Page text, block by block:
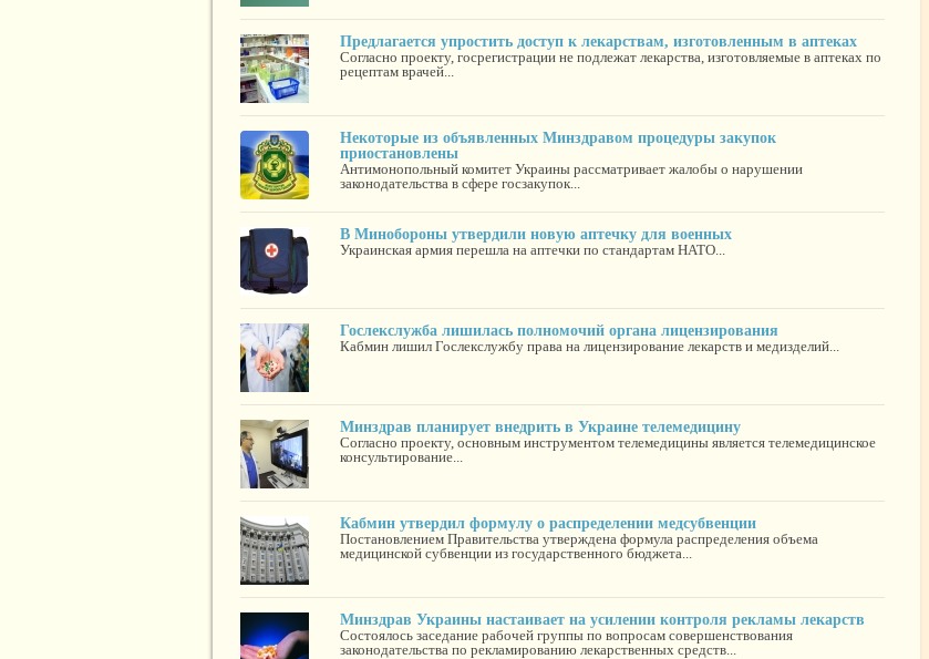
Предлагается упростить доступ к лекарствам, изготовленным в аптеках
Согласно проекту, госрегистрации не подлежат лекарства, изготовляемые в аптеках по
рецептам врачей...
Некоторые из объявленных Минздравом процедуры закупок
приостановлены
Антимонопольный комитет Украины рассматривает жалобы о нарушении
законодательства в сфере госзакупок...
В Минобороны утвердили новую аптечку для военных
Украинская армия перешла на аптечки по стандартам НАТО...
Гослекслужба лишилась полномочий органа лицензирования
Кабмин лишил Гослекслужбу права на лицензирование лекарств и медизделий...
Минздрав планирует внедрить в Украине телемедицину
Согласно проекту, основным инструментом телемедицины является телемедицинское
консультирование...
Кабмин утвердил формулу о распределении медсубвенции
Постановлением Правительства утверждена формула распределения объема
медицинской субвенции из государственного бюджета...
Минздрав Украины настаивает на усилении контроля рекламы лекарств
Состоялось заседание рабочей группы по вопросам совершенствования
законодательства по рекламированию лекарственных средств...